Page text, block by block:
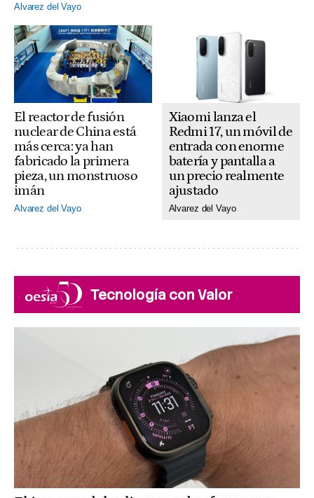
Alvarez del Vayo
El reactor de fusión
nuclear de China está
más cerca: ya han
fabricado la primera
pieza, un monstruoso
imán
Alvarez del Vayo
Xiaomi lanza el
Redmi 17, un móvil de
entrada con enorme
batería y pantalla a
un precio realmente
ajustado
Alvarez del Vayo
Tecnología con Valor